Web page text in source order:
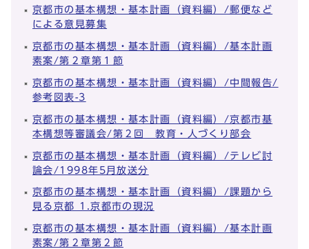
京都市の基本構想・基本計画（資料編）/郵便など
による意見募集
京都市の基本構想・基本計画（資料編）/基本計画
素案/第２章第１節
京都市の基本構想・基本計画（資料編）/中間報告/
参考図表-3
京都市の基本構想・基本計画（資料編）/京都市基
本構想等審議会/第２回 教育・人づくり部会
京都市の基本構想・基本計画（資料編）/テレビ討
論会/1998年5月放送分
京都市の基本構想・基本計画（資料編）/課題から
見る京都 1.京都市の現況
京都市の基本構想・基本計画（資料編）/基本計画
素案/第２章第２節